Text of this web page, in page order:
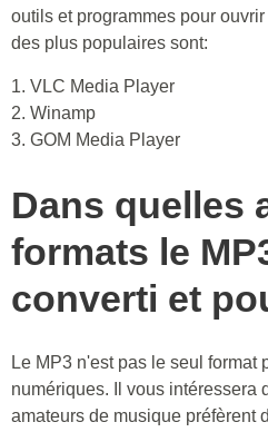
outils et programmes pour
des plus populaires sont:
1. VLC Media Player
2. Winamp
3. GOM Media Player
Dans quelles
formats le
converti et
Le MP3 n'est pas le seul format
numériques. Il vous intéressera
amateurs de musique préfèrent